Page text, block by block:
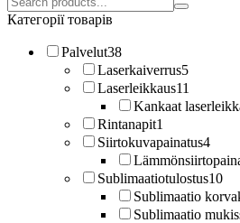
products:
Категорії товарів
Palvelut38
Laserkaiverrus5
Laserleikkaus11
Kankaat
Rintanapit1
Siirtokuvapainatus4
Sublimaatiotulostus10
Sublimaatio
Sublimaatio